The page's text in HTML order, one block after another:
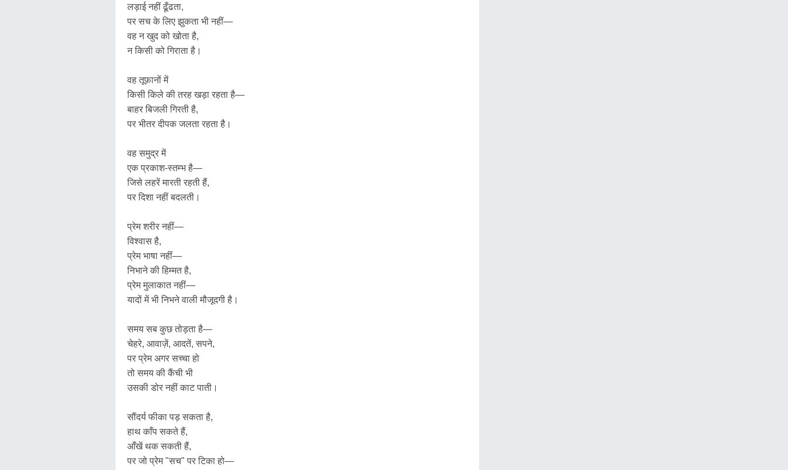
लड़ाई नहीं ढूँढता,
पर सच के लिए झुकता भी नहीं—
वह न खुद को खोता है,
न किसी को गिराता है।
वह तूफ़ानों में
किसी किले की तरह खड़ा रहता है—
बाहर बिजली गिरती है,
पर भीतर दीपक जलता रहता है।
वह समुद्र में
एक प्रकाश-स्तम्भ है—
जिसे लहरें मारती रहती हैं,
पर दिशा नहीं बदलती।
प्रेम शरीर नहीं—
विश्वास है,
प्रेम भाषा नहीं—
निभाने की हिम्मत है,
प्रेम मुलाकात नहीं—
यादों में भी निभने वाली मौजूदगी है।
समय सब कुछ तोड़ता है—
चेहरे, आवाज़ें, आदतें, सपने,
पर प्रेम अगर सच्चा हो
तो समय की कैंची भी
उसकी डोर नहीं काट पाती।
सौंदर्य फीका पड़ सकता है,
हाथ काँप सकते हैं,
आँखें थक सकती हैं,
पर जो प्रेम "सच" पर टिका हो—